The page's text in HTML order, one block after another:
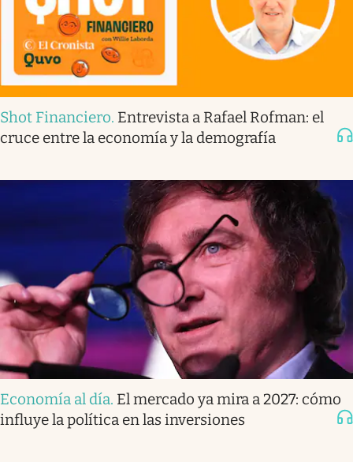
Shot Financiero. Entrevista a Rafael Rofman: el
cruce entre la economía y la demografía
Economía al día. El mercado ya mira a 2027: cómo
influye la política en las inversiones